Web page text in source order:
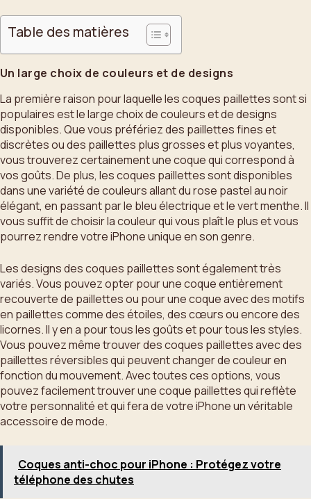
Table des matières
Un large choix de couleurs et de designs
La première raison pour laquelle les coques paillettes sont si
populaires est le large choix de couleurs et de designs
disponibles. Que vous préfériez des paillettes fines et
discrètes ou des paillettes plus grosses et plus voyantes,
vous trouverez certainement une coque qui correspond à
vos goûts. De plus, les coques paillettes sont disponibles
dans une variété de couleurs allant du rose pastel au noir
élégant, en passant par le bleu électrique et le vert menthe. Il
vous suffit de choisir la couleur qui vous plaît le plus et vous
pourrez rendre votre iPhone unique en son genre.
Les designs des coques paillettes sont également très
variés. Vous pouvez opter pour une coque entièrement
recouverte de paillettes ou pour une coque avec des motifs
en paillettes comme des étoiles, des cœurs ou encore des
licornes. Il y en a pour tous les goûts et pour tous les styles.
Vous pouvez même trouver des coques paillettes avec des
paillettes réversibles qui peuvent changer de couleur en
fonction du mouvement. Avec toutes ces options, vous
pouvez facilement trouver une coque paillettes qui reflète
votre personnalité et qui fera de votre iPhone un véritable
accessoire de mode.
Coques anti-choc pour iPhone : Protégez votre
téléphone des chutes